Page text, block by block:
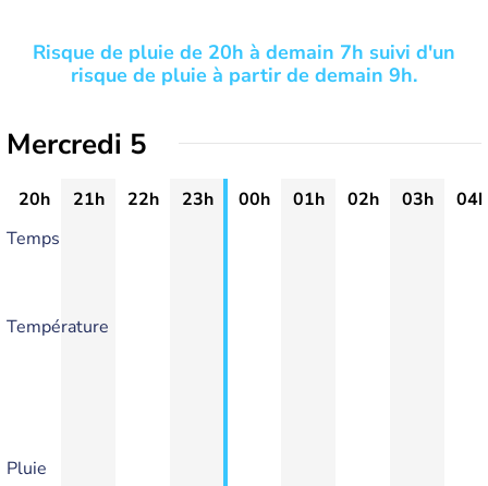
Risque de pluie de 20h à demain 7h suivi d'un
risque de pluie à partir de demain 9h.
Mercredi 5
20h 21h 22h 23h 00h 01h 02h 03h
04h
Temps
Température
Pluie